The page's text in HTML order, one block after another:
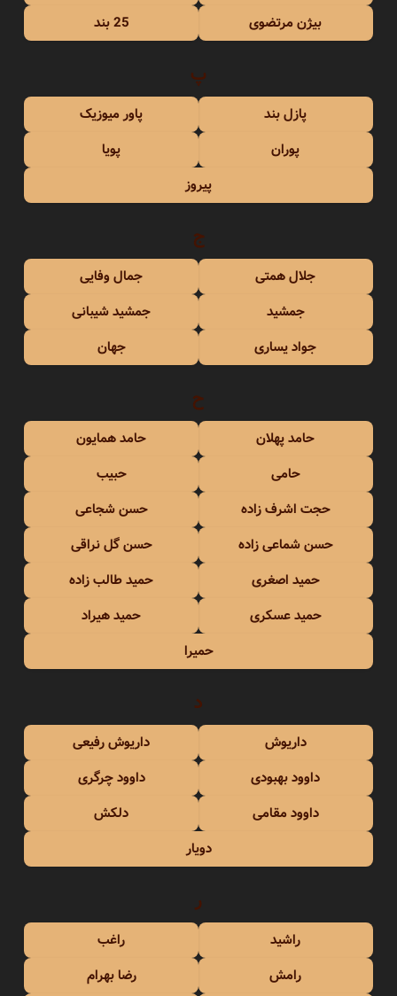
بیژن مرتضوی 25 بند
پ
پازل بند
پاور میوزیک
پوران
پویا
پیروز
ج
جلال همتی
جمال وفایی
جمشید
جمشید شیبانی
جواد یساری
جهان
ح
حامد پهلان
حامد همایون
حامی
حبیب
حجت اشرف زاده
حسن شجاعی
حسن شماعی زاده
حسن گل نراقی
حمید اصغری
حمید طالب زاده
حمید عسکری
حمید هیراد
حمیرا
د
داریوش
داریوش رفیعی
داوود بهبودی
داوود چرگری
داوود مقامی
دلکش
دویار
ر
راشید
راغب
رامش
رضا بهرام